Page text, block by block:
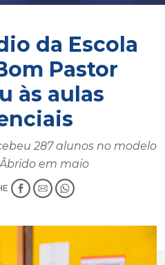
da Escola
Pastor
às aulas
287 alunos no modelo
em maio